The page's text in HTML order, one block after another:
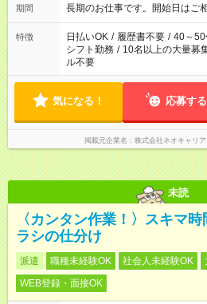
1日7時間 ＊日勤のみ ＊土日休
仕事をご紹介できます！ 登録の際に、あなたのご希望をお聞か
せください。
期間 長期のお仕事です。開始日は
特徴 日払いOK / 履歴書不要 / 40～50
シフト勤務 / 10名以上の大量募
ル不要
気になる！ 応募する
掲載元企業名 株式会社ネオキャリ
未読
〈カンタン作業！〉スキマ
ラシの仕分け
派遣 職種未経験OK 社会人未経験OK
WEB登録・面接OK